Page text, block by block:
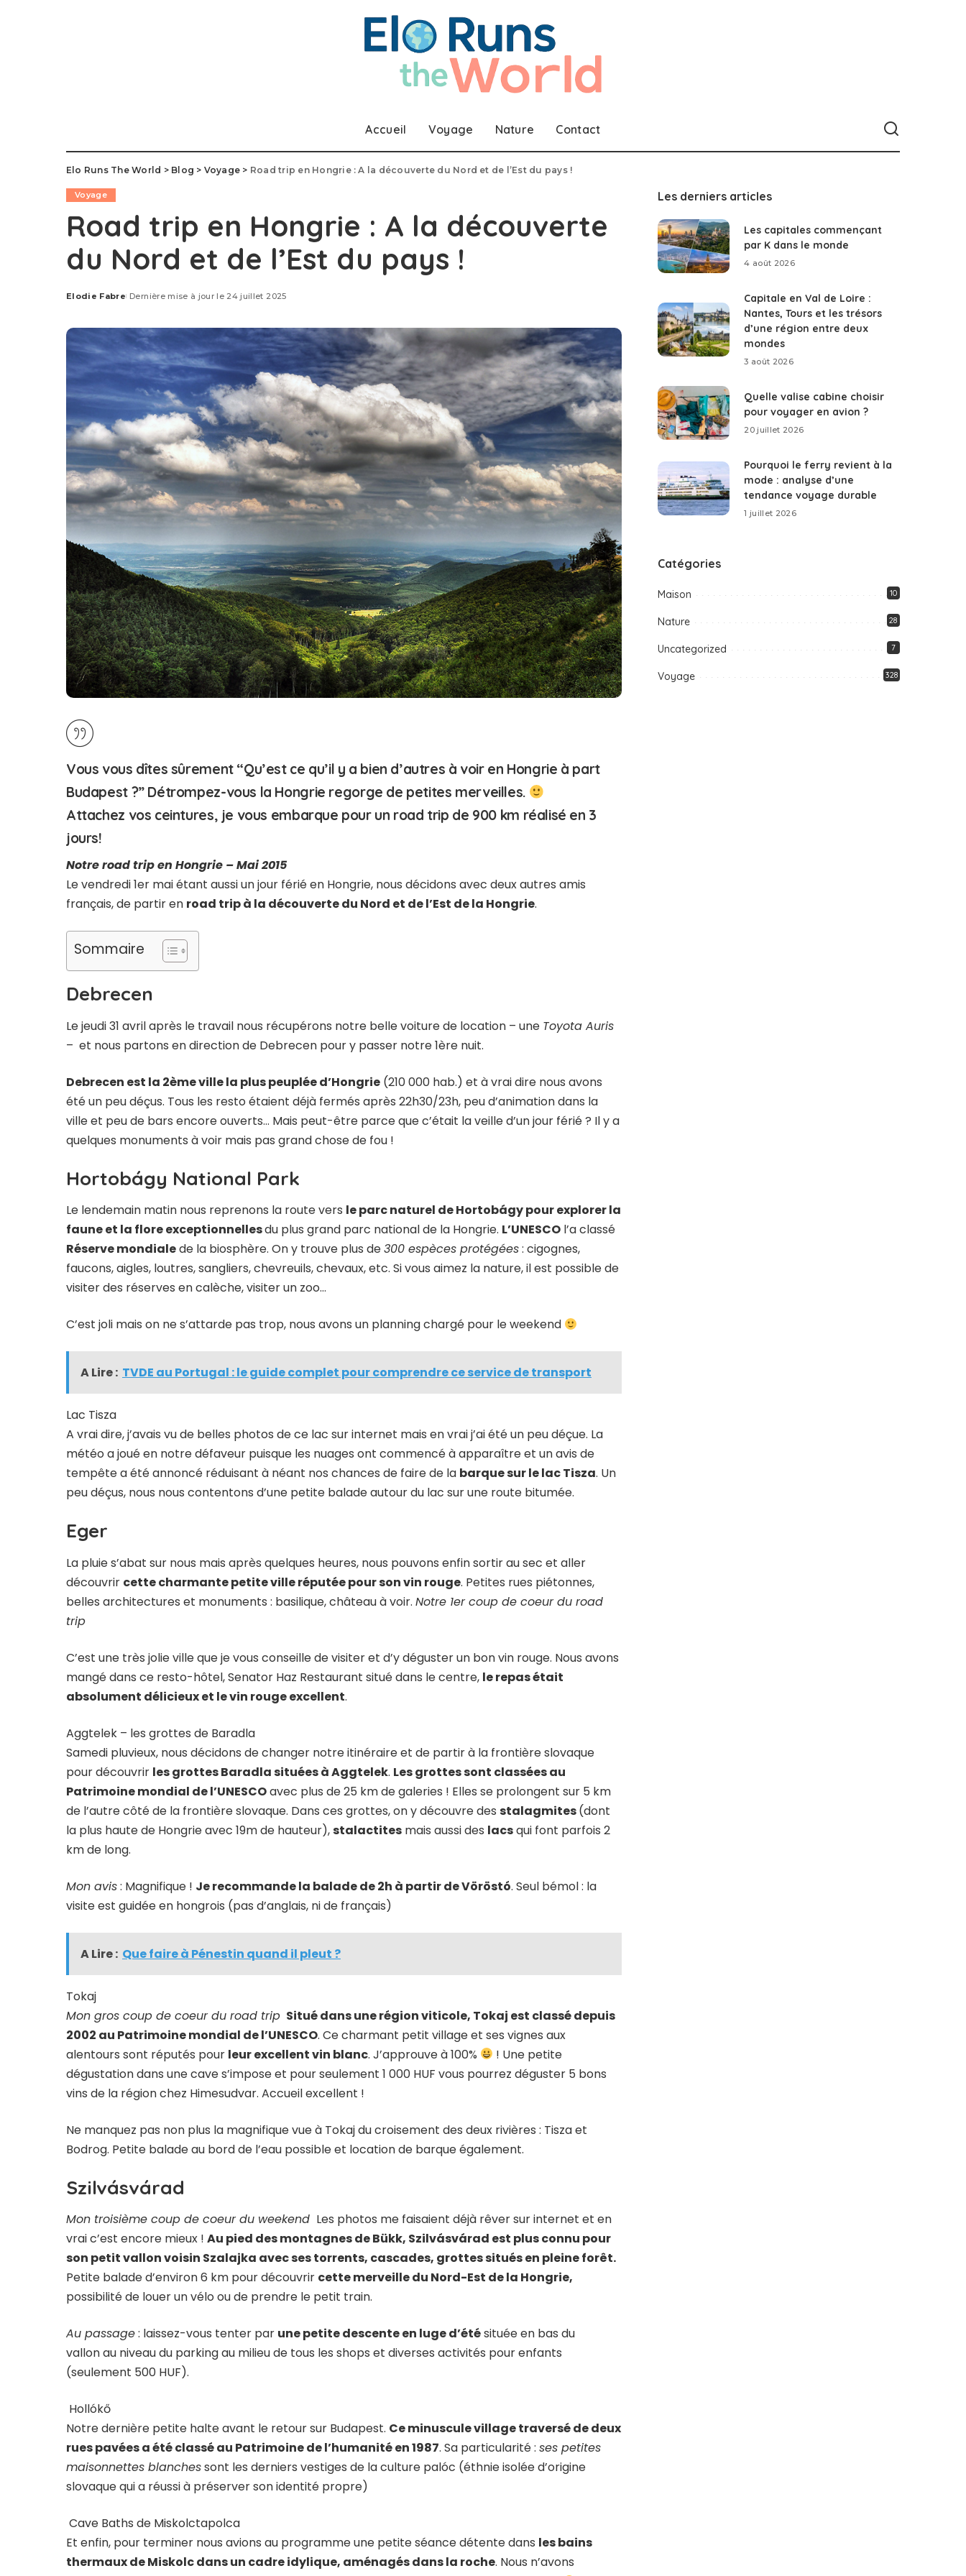
Accueil Voyage Nature Contact
Elo Runs The World > Blog > Voyage > Road trip en Hongrie : A la découverte du Nord et de l’Est du pays !
Voyage
Road trip en Hongrie : A la découverte
du Nord et de l’Est du pays !
Posted
Elodie Fabre Dernière mise à jour le 24 juillet 2025
Vous vous dîtes sûrement “Qu’est ce qu’il y a bien d’autres à voir en Hongrie à part
Budapest ?” Détrompez-vous la Hongrie regorge de petites merveilles.
Attachez vos ceintures, je vous embarque pour un road trip de 900 km réalisé en 3
jours!
Notre road trip en Hongrie – Mai 2015
Le vendredi 1er mai étant aussi un jour férié en Hongrie, nous décidons avec deux autres amis
français, de partir en road trip à la découverte du Nord et de l’Est de la Hongrie.
Sommaire
Debrecen
Le jeudi 31 avril après le travail nous récupérons notre belle voiture de location – une Toyota Auris
– et nous partons en direction de Debrecen pour y passer notre 1ère nuit.
Debrecen est la 2ème ville la plus peuplée d’Hongrie (210 000 hab.) et à vrai dire nous avons
été un peu déçus. Tous les resto étaient déjà fermés après 22h30/23h, peu d’animation dans la
ville et peu de bars encore ouverts… Mais peut-être parce que c’était la veille d’un jour férié ? Il y a
quelques monuments à voir mais pas grand chose de fou !
Hortobágy National Park
Le lendemain matin nous reprenons la route vers le parc naturel de Hortobágy pour explorerla
faune et la flore exceptionnellesdu plus grand parc national de la Hongrie. L’UNESCO l’a classé
Réserve mondialede la biosphère. On y trouve plus de300 espèces protégées: cigognes,
faucons, aigles, loutres, sangliers, chevreuils, chevaux, etc. Si vous aimez la nature, il est possible de
visiter des réserves en calèche, visiter un zoo…
C’est joli mais on ne s’attarde pas trop, nous avons un planning chargé pour le weekend
A Lire : TVDE au Portugal : le guide complet pour comprendre ce service de transport
Lac Tisza
A vrai dire, j’avais vu de belles photos de ce lac sur internet mais en vrai j’ai été un peu déçue. La
météo a joué en notre défaveur puisque les nuages ont commencé à apparaître et un avis de
tempête a été annoncé réduisant à néant nos chances de faire de la barque sur le lac Tisza. Un
peu déçus, nous nous contentons d’une petite balade autour du lac sur une route bitumée.
Eger
La pluie s’abat sur nous mais après quelques heures, nous pouvons enfin sortir au sec et aller
découvrir cette charmante petite ville réputée pour son vin rouge. Petites rues piétonnes,
belles architectures et monuments : basilique, château à voir. Notre 1er coup de coeur du road
trip
C’est une très jolie ville que je vous conseille de visiter et d’y déguster un bon vin rouge. Nous avons
mangé dans ce resto-hôtel, Senator Haz Restaurant situé dans le centre, le repas était
absolument délicieux et le vin rouge excellent.
Aggtelek – les grottes de Baradla
Samedi pluvieux, nous décidons de changer notre itinéraire et de partir à la frontière slovaque
pour découvrir les grottes Baradla situées à Aggtelek. Les grottes sont classées au
Patrimoine mondial de l’UNESCOavec plus de 25 km de galeries ! Elles se prolongent sur 5 km
de l’autre côté de la frontière slovaque. Dans ces grottes, on y découvre des stalagmites(dont
la plus haute de Hongrie avec 19m de hauteur),stalactites mais aussi des lacsqui font parfois 2
km de long.
Mon avis: Magnifique ! Je recommande la balade de 2h à partir de Vöröstó. Seul bémol : la
visite est guidée en hongrois (pas d’anglais, ni de français)
A Lire : Que faire à Pénestin quand il pleut ?
Tokaj
Mon gros coup de coeur du road trip Situé dans une région viticole, Tokaj est classé depuis
2002 au Patrimoine mondial de l’UNESCO. Ce charmant petit village et ses vignes aux
alentours sont réputés pour leur excellent vin blanc. J’approuve à 100%
! Une petite
dégustation dans une cave s’impose et pour seulement 1 000 HUF vous pourrez déguster 5 bons
vins de la région chez Himesudvar. Accueil excellent !
Ne manquez pas non plus la magnifique vue à Tokaj du croisement des deux rivières : Tisza et
Bodrog. Petite balade au bord de l’eau possible et location de barque également.
Szilvásvárad
Mon troisième coup de coeur du weekend Les photos me faisaient déjà rêver sur internet et en
vrai c’est encore mieux ! Au pied des montagnes de Bükk, Szilvásvárad est plus connu pour
son petit vallon voisin Szalajka avec ses torrents, cascades, grottes situés en pleine forêt.
Petite balade d’environ 6 km pour découvrir cette merveille du Nord-Est de la Hongrie,
possibilité de louer un vélo ou de prendre le petit train.
Au passage: laissez-vous tenter par une petite descente en luge d’étésituée en bas du
vallon au niveau du parking au milieu de tous les shops et diverses activités pour enfants
(seulement 500 HUF).
Hollókő
Notre dernière petite halte avant le retour sur Budapest. Ce minuscule village traversé de deux
rues pavées a été classé au Patrimoine de l’humanité en 1987. Sa particularité : ses petites
maisonnettes blanchessont les derniers vestiges de la culture palóc (éthnie isolée d’origine
slovaque qui a réussi à préserver son identité propre)
Cave Baths de Miskolctapolca
Et enfin, pour terminer nous avions au programme une petite séance détente dans les bains
thermaux de Miskolc dans un cadre idylique, aménagés dans la roche. Nous n’avons
Les derniers articles
Les capitales commençant
par K dans le monde
4 août 2026
Capitale en Val de Loire :
Nantes, Tours et les trésors
d’une région entre deux
mondes
3 août 2026
Quelle valise cabine choisir
pour voyager en avion ?
20 juillet 2026
Pourquoi le ferry revient à la
mode : analyse d’une
tendance voyage durable
1 juillet 2026
Catégories
Maison 10
Nature 28
Uncategorized 7
Voyage 328